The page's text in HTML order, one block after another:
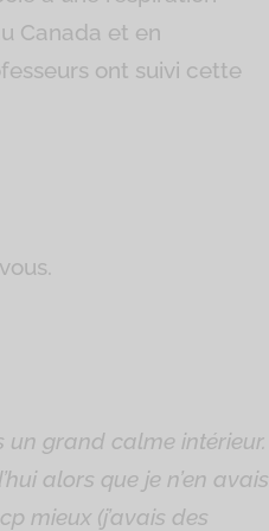
Canada et en
ont suivi cette
un grand calme intérieur.
alors que je n’en avais
mieux (j’avais des